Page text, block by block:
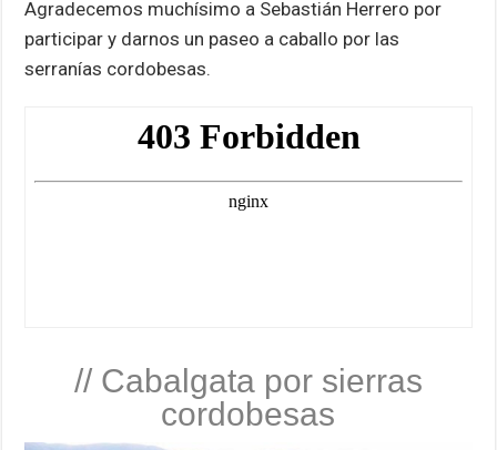
Agradecemos muchísimo a Sebastián Herrero por
participar y darnos un paseo a caballo por las
serranías cordobesas.
// Cabalgata por sierras
cordobesas